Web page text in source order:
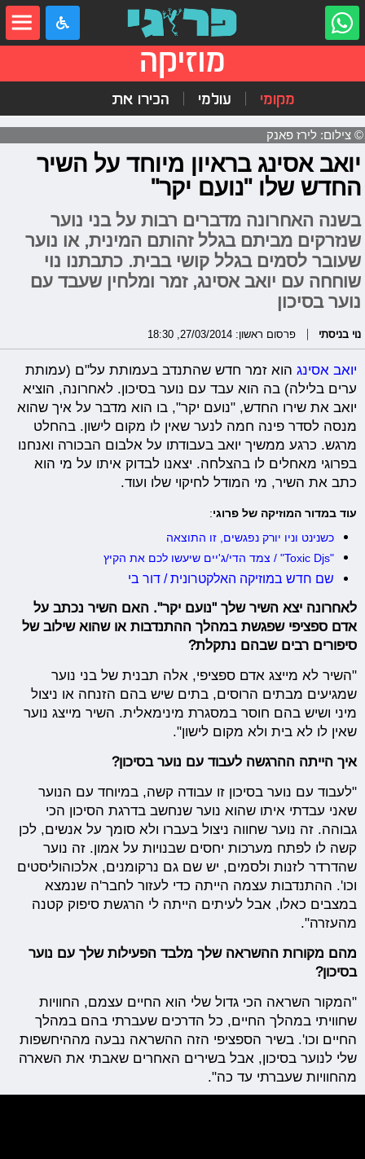
מוזיקה
מקומי עולמי הכירו את
© צילום: לירז פאנק
יואב אסינג בראיון מיוחד על השיר
החדש שלו "נועם יקר"
בשנה האחרונה מדברים רבות על בני נוער
שנזרקים מביתם בגלל זהותם המינית, או נוער
שעובר לסמים בגלל קושי בבית. כתבתנו נוי
שוחחה עם יואב אסינג, זמר ומלחין שעבד עם
נוער בסיכון
נוי בניסתי פרסום ראשון: 27/03/2014, 18:30
יואב אסינג הוא זמר חדש שהתנדב בעמותת על"ם (עמותת
ערים בלילה) בה הוא עבד עם נוער בסיכון. לאחרונה, הוציא
יואב את שירו החדש, "נועם יקר", בו הוא מדבר על איך שהוא
מנסה לסדר פינה חמה לנער שאין לו מקום לישון. בהחלט
מרגש. כרגע ממשיך יואב בעבודתו על אלבום הבכורה ואנחנו
בפרוגי מאחלים לו בהצלחה. יצאנו לבדוק איתו על מי הוא
כתב את השיר, מי המודל לחיקוי שלו ועוד.
עוד במדור המוזיקה של פרוגי:
כשנינט וניו יורק נפגשים, זו התוצאה
"Toxic Djs" / צמד הדי/ג'יים שיעשו לכם את הקיץ
שם חדש במוזיקה האלקטרונית / דור בי
לאחרונה יצא השיר שלך "נועם יקר". האם השיר נכתב על
אדם ספציפי שפגשת במהלך ההתנדבות או שהוא שילוב של
סיפורים רבים שבהם נתקלת?
"השיר לא מייצג אדם ספציפי, אלה תבנית של בני נוער
שמגיעים מבתים הרוסים, בתים שיש בהם הזנחה או ניצול
מיני ושיש בהם חוסר במסגרת מינימאלית. השיר מייצג נוער
שאין לו לא בית ולא מקום לישון".
איך הייתה ההרגשה לעבוד עם נוער בסיכון?
"לעבוד עם נוער בסיכון זו עבודה קשה, במיוחד עם הנוער
שאני עבדתי איתו שהוא נוער שנחשב בדרגת הסיכון הכי
גבוהה. זה נוער שחווה ניצול בעברו ולא סומך על אנשים, לכן
קשה לו לפתח מערכות יחסים שבנויות על אמון. זה נוער
שהדרדר לזנות ולסמים, יש שם גם נרקומנים, אלכוהוליסטים
וכו'. ההתנדבות עצמה הייתה כדי לעזור לחבר'ה שנמצא
במצבים כאלו, אבל לעיתים הייתה לי הרגשת סיפוק קטנה
מהעזרה".
מהם מקורות ההשראה שלך מלבד הפעילות שלך עם נוער
בסיכון?
"המקור השראה הכי גדול שלי הוא החיים עצמם, החוויות
שחוויתי במהלך החיים, כל הדרכים שעברתי בהם במהלך
החיים וכו'. בשיר הספציפי הזה ההשראה נבעה מההיחשפות
שלי לנוער בסיכון, אבל בשירים האחרים שאבתי את השארה
מהחוויות שעברתי עד כה".